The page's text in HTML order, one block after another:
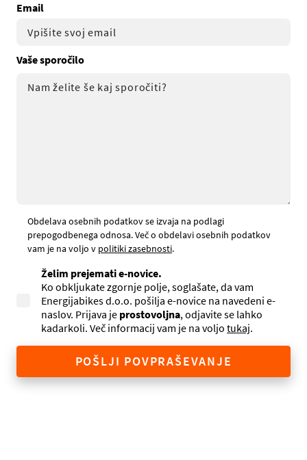
Email
Vaše sporočilo
Obdelava osebnih podatkov se izvaja na podlagi
prepogodbenega odnosa. Več o obdelavi osebnih podatkov
vam je na voljo v politiki zasebnosti.
Želim prejemati e-novice.
Ko obkljukate zgornje polje, soglašate, da vam
Energijabikes d.o.o. pošilja e-novice na navedeni e-
naslov. Prijava je prostovoljna, odjavite se lahko
kadarkoli. Več informacij vam je na voljo tukaj.
POŠLJI POVPRAŠEVANJE